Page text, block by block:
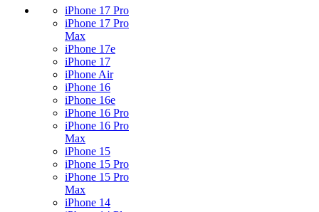
iPhone 17 Pro
iPhone 17 Pro
Max
iPhone 17e
iPhone 17
iPhone Air
iPhone 16
iPhone 16e
iPhone 16 Pro
iPhone 16 Pro
Max
iPhone 15
iPhone 15 Pro
iPhone 15 Pro
Max
iPhone 14